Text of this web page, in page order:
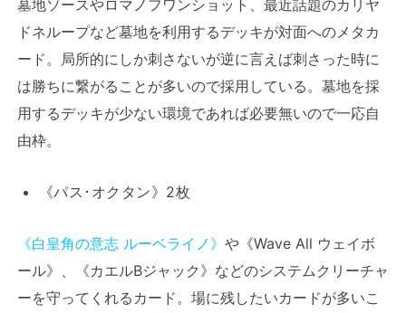
墓地ソースやロマノフワンショット、最近話題のカリヤ
ドネループなど墓地を利用するデッキが対面へのメタカ
ード。局所的にしか刺さないが逆に言えば刺さった時に
は勝ちに繋がることが多いので採用している。墓地を採
用するデッキが少ない環境であれば必要無いので一応自
由枠。
《パス･オクタン》2枚
《白皇角の意志 ルーベライノ》 や《Wave All ウェイボ
ール》、《カエルBジャック》などのシステムクリーチャ
ーを守ってくれるカード。場に残したいカードが多いこ